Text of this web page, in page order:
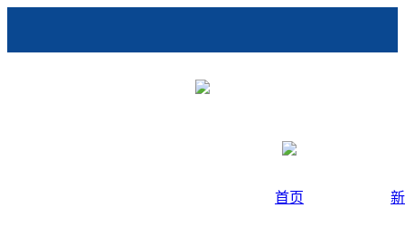
首页